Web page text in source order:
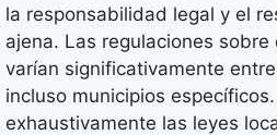
la responsabilidad legal y el
ajena. Las regulaciones
varían significativamente
incluso municipios
exhaustivamente las leyes